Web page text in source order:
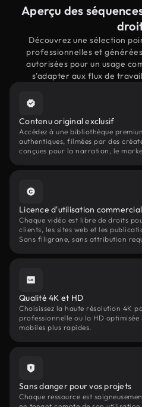
Aperçu des
Découvrez une sélection
professionnelles et
autorisées pour un usage
s'adapter aux flux de
Contenu original exclusif
Accédez à une bibliothèque
authentiques, filmées par des
conçues pour la narration, le
Licence d'utilisation
Chaque vidéo est libre de droits
clients, les sites web et les
Sans filigrane, sans attribution
Qualité 4K et HD
Choisissez la haute résolution 4K
professionnelle ou la HD
mobiles plus rapides.
Sans danger pour vos projets
Chaque ressource est